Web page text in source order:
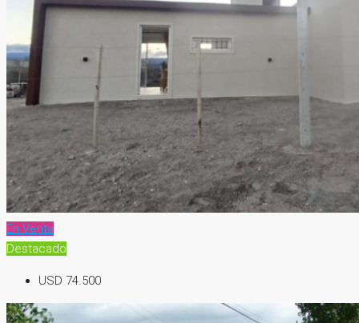
En Venta
Destacado
USD 74.500